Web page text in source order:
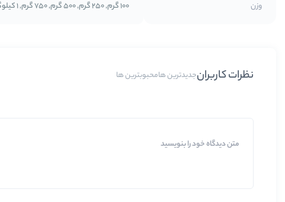
وزن 100 گرم, 250 گرم, 500 گرم, 750 گرم, 1 کیلوگرم
نظرات کاربرانجدیدترین هامحبوبترین ها